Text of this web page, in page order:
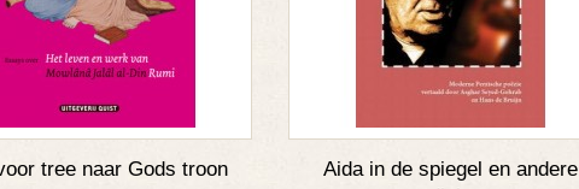
tree naar Gods troon
Aida in de spiegel en andere